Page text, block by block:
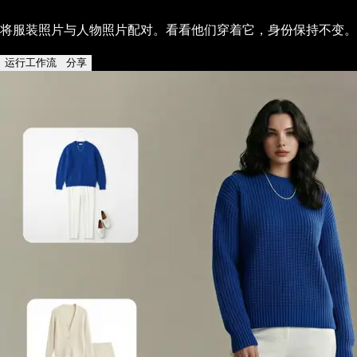
将服装照片与人物照片配对。看看他们穿着它，身份保持不变。
运行工作流 分享